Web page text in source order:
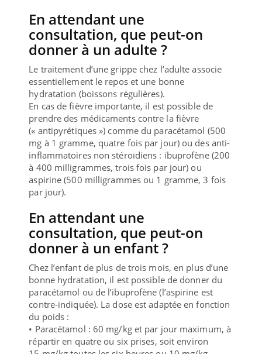
En attendant une
consultation, que peut-on
donner à un adulte ?
Le traitement d’une grippe chez l’adulte associe
essentiellement le repos et une bonne
hydratation (boissons régulières).
En cas de fièvre importante, il est possible de
prendre des médicaments contre la fièvre
(« antipyrétiques ») comme du paracétamol (500
mg à 1 gramme, quatre fois par jour) ou des anti-
inflammatoires non stéroïdiens : ibuprofène (200
à 400 milligrammes, trois fois par jour) ou
aspirine (500 milligrammes ou 1 gramme, 3 fois
par jour).
En attendant une
consultation, que peut-on
donner à un enfant ?
Chez l’enfant de plus de trois mois, en plus d’une
bonne hydratation, il est possible de donner du
paracétamol ou de l’ibuprofène (l’aspirine est
contre-indiquée). La dose est adaptée en fonction
du poids :
• Paracétamol : 60 mg/kg et par jour maximum, à
répartir en quatre ou six prises, soit environ